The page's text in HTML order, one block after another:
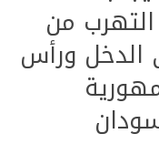
التهرب من
الدخل ورأس